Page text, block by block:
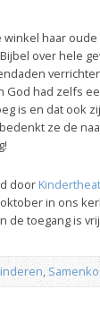
haar
over hele
God had zelfs
is en dat ook
ze de
door
in ons
de toegang is
,